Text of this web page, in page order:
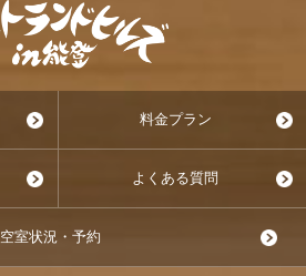
料金プラン
よくある質問
空室状況・予約